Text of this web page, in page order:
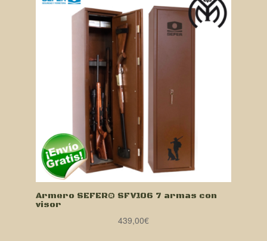
Armero SEFER® SFV106 7 armas con
visor
439,00€